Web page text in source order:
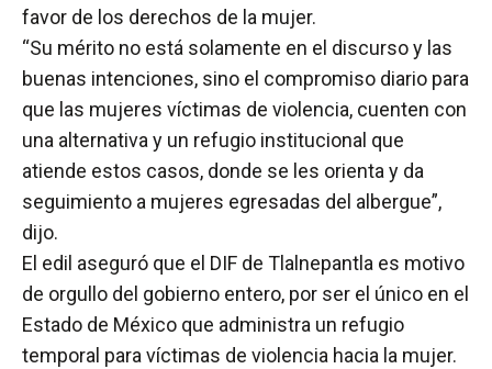
favor de los derechos de la mujer.
“Su mérito no está solamente en el discurso y las
buenas intenciones, sino el compromiso diario para
que las mujeres víctimas de violencia, cuenten con
una alternativa y un refugio institucional que
atiende estos casos, donde se les orienta y da
seguimiento a mujeres egresadas del albergue”,
dijo.
El edil aseguró que el DIF de Tlalnepantla es motivo
de orgullo del gobierno entero, por ser el único en el
Estado de México que administra un refugio
temporal para víctimas de violencia hacia la mujer.